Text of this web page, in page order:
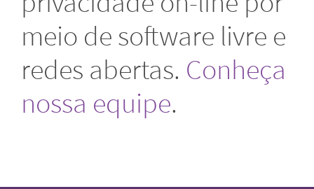
meio de software livre e
redes abertas. Conheça
nossa equipe.